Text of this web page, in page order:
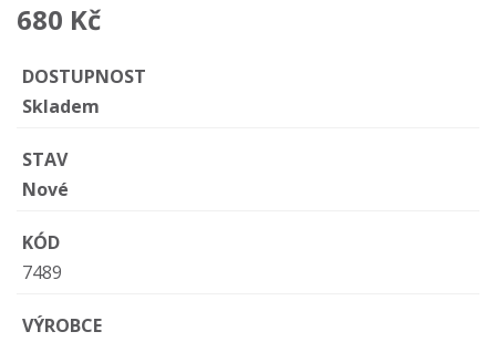
680 Kč
DOSTUPNOST
Skladem
STAV
Nové
KÓD
7489
VÝROBCE